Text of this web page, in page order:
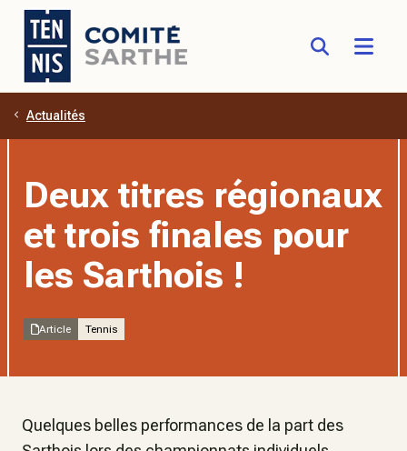
Aller au contenu principal
Actualités
Deux titres régionaux
et trois finales pour
les Sarthois !
Article Tennis
Quelques belles performances de la part des